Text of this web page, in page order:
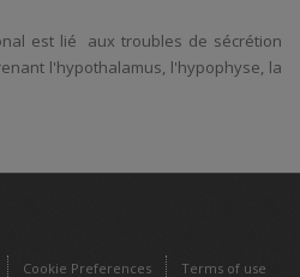
est lié aux troubles de sécrétion
l'hypothalamus, l'hypophyse, la
Cookie Preferences Terms of use